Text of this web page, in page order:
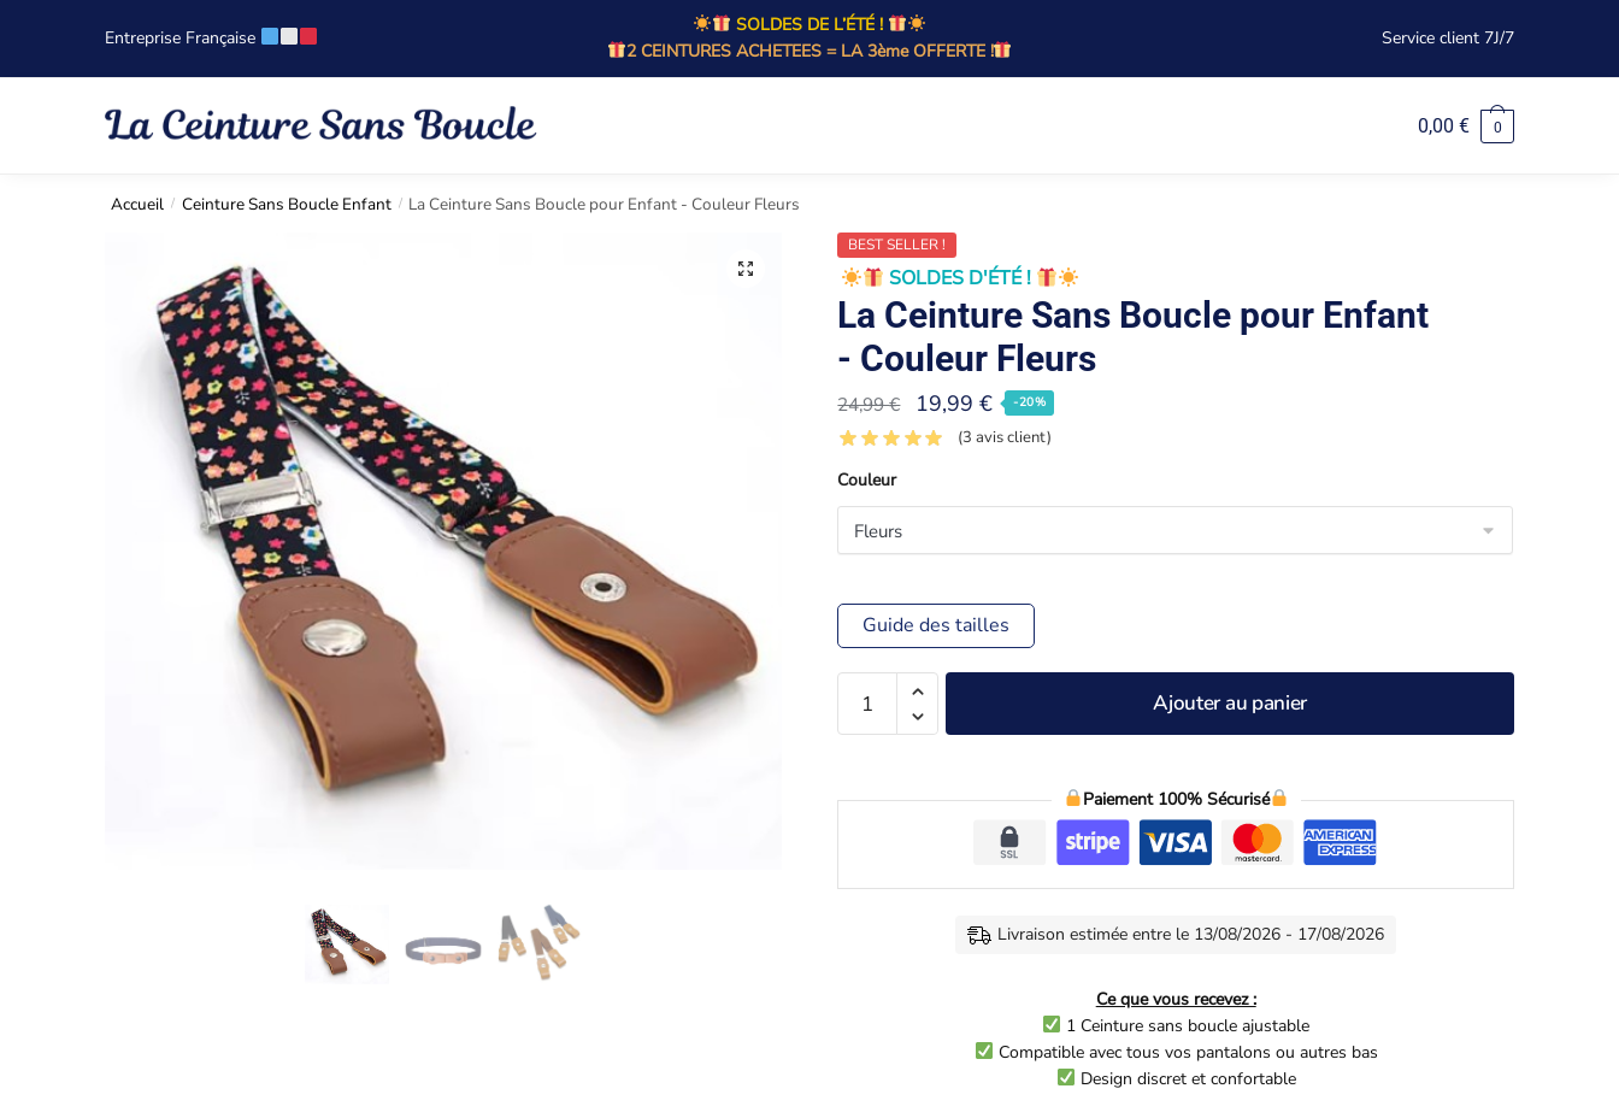
Entreprise Française
SOLDES DE L’ÉTÉ !
2 CEINTURES ACHETEES = LA 3ème OFFERTE !
Service client 7J/7
0,00 € 0
Accueil / Ceinture Sans Boucle Enfant / La Ceinture Sans Boucle pour Enfant - Couleur Fleurs
BEST SELLER !
SOLDES D'ÉTÉ !
La Ceinture Sans Boucle pour Enfant
- Couleur Fleurs
24,99€ 19,99€ -20%
(3 avis client)
Couleur
Guide des tailles
Ajouter au panier
Paiement 100% Sécurisé
Livraison estimée entre le 13/08/2026 - 17/08/2026
Ce que vous recevez :
1 Ceinture sans boucle ajustable
Compatible avec tous vos pantalons ou autres bas
Design discret et confortable